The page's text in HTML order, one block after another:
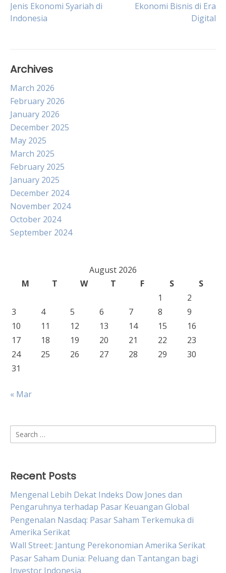
navigation
Jenis Ekonomi Syariah di
Indonesia
Ekonomi Bisnis di Era
Digital
Archives
March 2026
February 2026
January 2026
December 2025
May 2025
March 2025
February 2025
January 2025
December 2024
November 2024
October 2024
September 2024
August 2026
M
T W T F S
S
1
2
3
4 5 6 7 8
9
10
11 12 13 14 15
16
17
18 19 20 21 22
23
24
25 26 27 28 29
30
31
« Mar
Search
for:
Recent Posts
Mengenal Lebih Dekat Indeks Dow Jones dan
Pengaruhnya terhadap Pasar Keuangan Global
Pengenalan Nasdaq: Pasar Saham Terkemuka di
Amerika Serikat
Wall Street: Jantung Perekonomian Amerika Serikat
Pasar Saham Dunia: Peluang dan Tantangan bagi
Investor Indonesia